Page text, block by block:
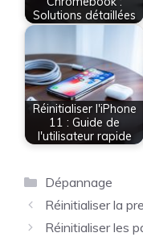
Solutions détaillées
Réinitialiser l'iPhone
11 : Guide de
l'utilisateur rapide
Catégories
Dépannage
Réinitialiser la
Réinitialiser les